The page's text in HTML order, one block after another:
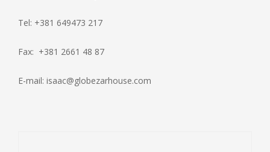
Tel: +381 649473 217
Fax: +381 2661 48 87
E-mail: isaac@globezarhouse.com